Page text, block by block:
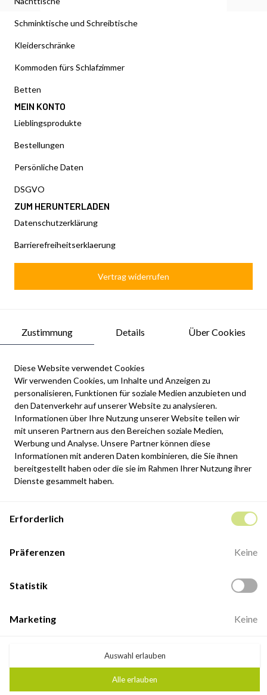
Schminktische und Schreibtische
Kleiderschränke
Kommoden fürs Schlafzimmer
Betten
MEIN KONTO
Lieblingsprodukte
Bestellungen
Persönliche Daten
DSGVO
ZUM HERUNTERLADEN
Datenschutzerklärung
Barrierefreiheitserklaerung
Vertrag widerrufen
Newsletter
Du kannst den Newsletter jederzeit abbestellen. Weitere Informationen
findest du in unserem Impressum.
Anmelden
Datenschutzrichtlinie
Kontakt
Geöffnet: 8:00–16:00
©2026 Minio. Alle Rechte vorbehalten.
Zustimmung Details Über Cookies
Diese Website verwendet Cookies
Wir verwenden Cookies, um Inhalte und Anzeigen zu
personalisieren, Funktionen für soziale Medien anzubieten und
den Datenverkehr auf unserer Website zu analysieren.
Informationen über Ihre Nutzung unserer Website teilen wir
mit unseren Partnern aus den Bereichen soziale Medien,
Werbung und Analyse. Unsere Partner können diese
Informationen mit anderen Daten kombinieren, die Sie ihnen
bereitgestellt haben oder die sie im Rahmen Ihrer Nutzung ihrer
Dienste gesammelt haben.
Erforderlich
Präferenzen Keine
Statistik
Marketing Keine
Auswahl erlauben
Alle erlauben